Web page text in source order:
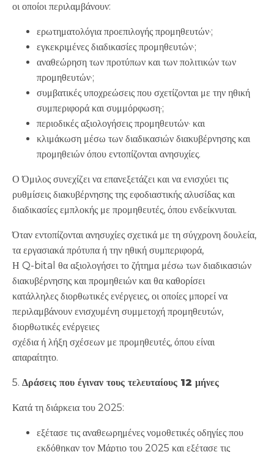
οι οποίοι περιλαμβάνουν:
ερωτηματολόγια προεπιλογής προμηθευτών·;
εγκεκριμένες διαδικασίες προμηθευτών·;
αναθεώρηση των προτύπων και των πολιτικών των
προμηθευτών·;
συμβατικές υποχρεώσεις που σχετίζονται με την ηθική
συμπεριφορά και συμμόρφωση·;
περιοδικές αξιολογήσεις προμηθευτών· και
κλιμάκωση μέσω των διαδικασιών διακυβέρνησης και
προμηθειών όπου εντοπίζονται ανησυχίες.
Ο Όμιλος συνεχίζει να επανεξετάζει και να ενισχύει τις
ρυθμίσεις διακυβέρνησης της εφοδιαστικής αλυσίδας και
διαδικασίες εμπλοκής με προμηθευτές, όπου ενδείκνυται.
Όταν εντοπίζονται ανησυχίες σχετικά με τη σύγχρονη δουλεία,
τα εργασιακά πρότυπα ή την ηθική συμπεριφορά,
Η Q-bital θα αξιολογήσει το ζήτημα μέσω των διαδικασιών
διακυβέρνησης και προμηθειών και θα καθορίσει
κατάλληλες διορθωτικές ενέργειες, οι οποίες μπορεί να
περιλαμβάνουν ενισχυμένη συμμετοχή προμηθευτών,
διορθωτικές ενέργειες
σχέδια ή λήξη σχέσεων με προμηθευτές, όπου είναι
απαραίτητο.
5. Δράσεις που έγιναν τους τελευταίους 12 μήνες
Κατά τη διάρκεια του 2025:
εξέτασε τις αναθεωρημένες νομοθετικές οδηγίες που
εκδόθηκαν τον Μάρτιο του 2025 και εξέτασε τις